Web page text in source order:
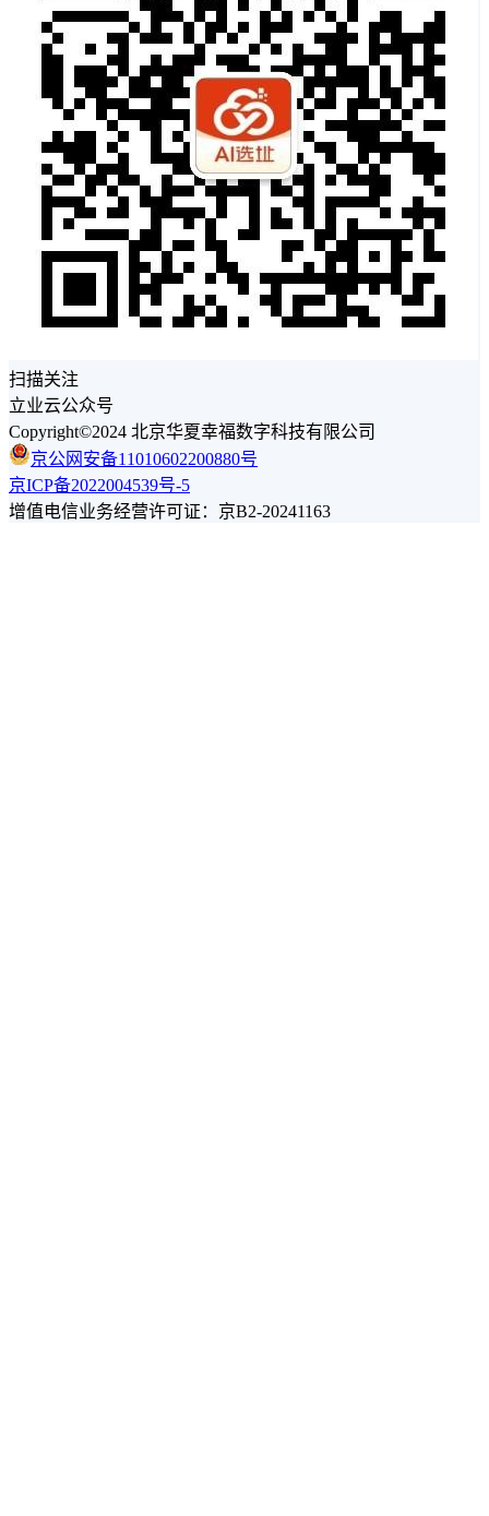
扫描关注
立业云公众号
Copyright©2024 北京华夏幸福数字科技有限公司
京公网安备11010602200880号
京ICP备2022004539号-5
增值电信业务经营许可证：京B2-20241163